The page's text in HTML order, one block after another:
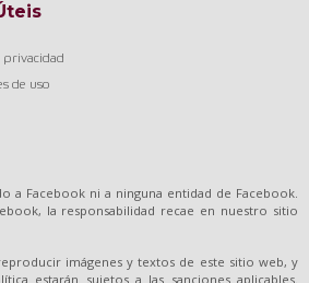
de uso
a Facebook ni a ninguna entidad de Facebook.
la responsabilidad recae en nuestro sitio
imágenes y textos de este sitio web, y
estarán sujetos a las sanciones aplicables.